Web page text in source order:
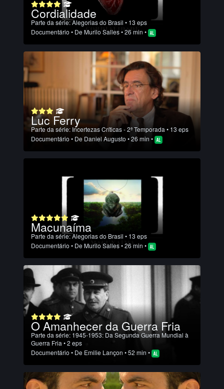
Cordialidade
Parte da série:Alegorias do Brasil • 13 eps
Documentário • DeMurilo Salles• 26 min •
Luc Ferry
Parte da série: Incertezas Críticas - 2ª Temporada • 13 eps
Documentário • De Daniel Augusto • 26 min •
Macunaíma
Parte da série:Alegorias do Brasil • 13 eps
Documentário • DeMurilo Salles• 26 min •
O Amanhecer da Guerra Fria
Parte da série: 1945-1953: Da Segunda Guerra Mundial à
Guerra Fria • 2 eps
Documentário • De Emilie Lançon • 52 min •